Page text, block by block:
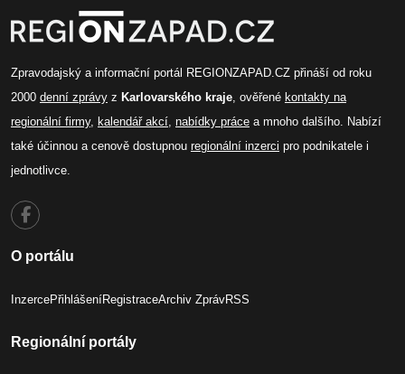
Zpravodajský a informační portál REGIONZAPAD.CZ přináší od roku
2000 denní zprávy z Karlovarského kraje, ověřené kontakty na
regionální firmy, kalendář akcí, nabídky práce a mnoho dalšího. Nabízí
také účinnou a cenově dostupnou regionální inzerci pro podnikatele i
jednotlivce.
O portálu
InzercePřihlášeníRegistraceArchiv ZprávRSS
Regionální portály